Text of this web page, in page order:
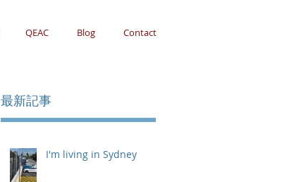
QEAC Blog Contact
最新記事
I'm living in Sydney